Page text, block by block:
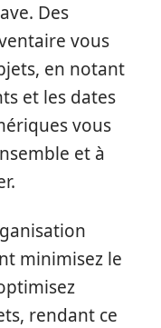
Des
vous
en notant
et les dates
vous
et à
minimisez le
rendant ce